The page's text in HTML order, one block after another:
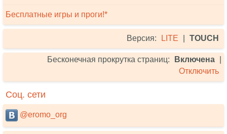
Бесплатные игры и проги!*
Версия: LITE TOUCH
Бесконечная прокрутка страниц: Включена
Отключить
Соц. сети
@eromo_org